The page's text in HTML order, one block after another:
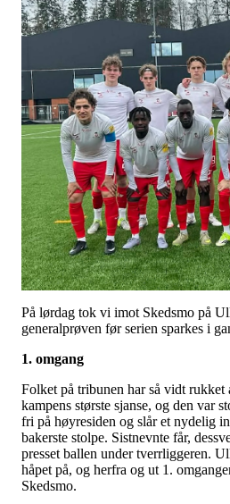
På lørdag tok vi imot Skedsmo på
generalprøven før serien sparkes i
1. omgang
Folket på tribunen har så vidt rukket
kampens største sjanse, og den var
fri på høyresiden og slår et nydelig
bakerste stolpe. Sistnevnte får,
presset ballen under tverrliggeren.
håpet på, og herfra og ut 1.
Skedsmo.